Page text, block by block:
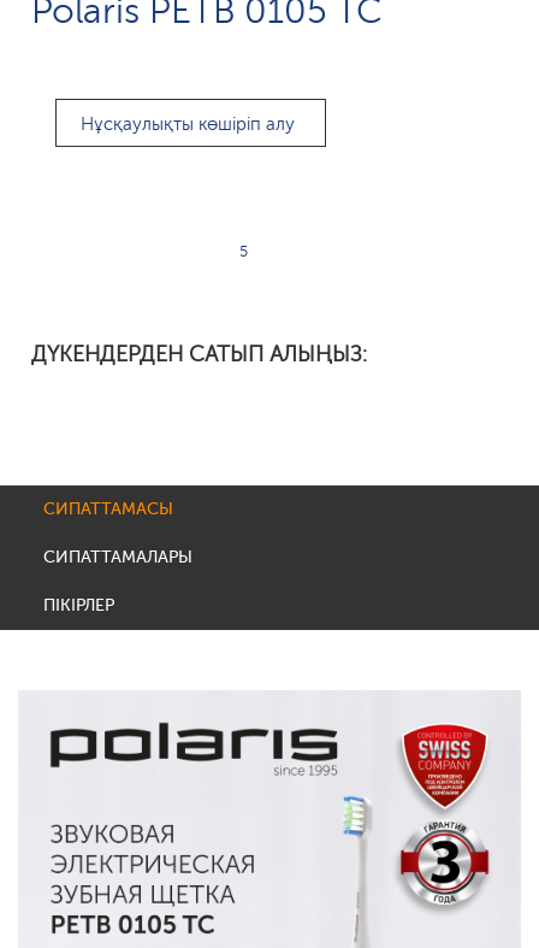
Polaris PETB 0105 TC
Нұсқаулықты көшіріп алу
5
ДҮКЕНДЕРДЕН САТЫП АЛЫҢЫЗ:
СИПАТТАМАСЫ
СИПАТТАМАЛАРЫ
ПІКІРЛЕР